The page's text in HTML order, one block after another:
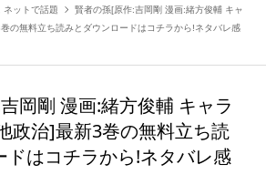
ネットで話題
賢者の孫[原作:吉岡剛 漫画:緒方俊輔 キャ
の無料立ち読みとダウンロードはコチラから!ネタバレ感
岡剛 漫画:緒方俊輔 キャラ
政治]最新3巻の無料立ち読
ドはコチラから!ネタバレ感